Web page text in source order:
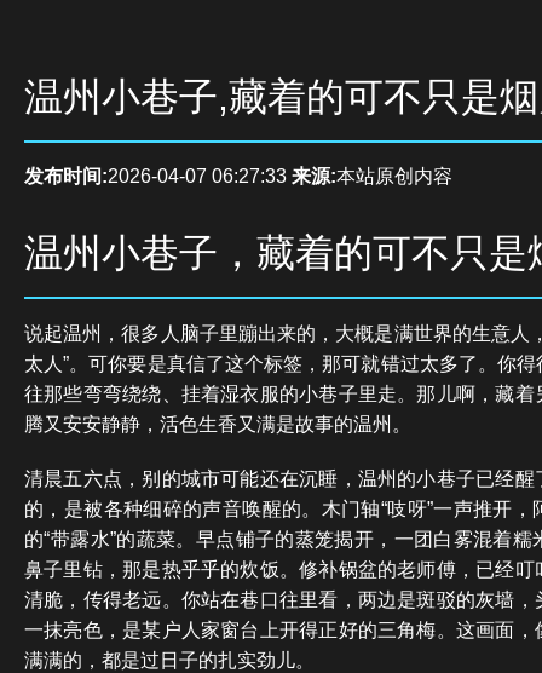
温州小巷子,藏着的可不只是
发布时间:2026-04-07 06:27:33 来源:本站原创内容
温州小巷子，藏着的可不只是
说起温州，很多人脑子里蹦出来的，大概是满世界的生意人
太人”。可你要是真信了这个标签，那可就错过太多了。你
往那些弯弯绕绕、挂着湿衣服的小巷子里走。那儿啊，藏
腾又安安静静，活色生香又满是故事的温州。
清晨五六点，别的城市可能还在沉睡，温州的小巷子已经
的，是被各种细碎的声音唤醒的。木门轴“吱呀”一声推开
的“带露水”的蔬菜。早点铺子的蒸笼揭开，一团白雾混着
鼻子里钻，那是热乎乎的炊饭。修补锅盆的老师傅，已经
清脆，传得老远。你站在巷口往里看，两边是斑驳的灰墙
一抹亮色，是某户人家窗台上开得正好的三角梅。这画面
满满的，都是过日子的扎实劲儿。